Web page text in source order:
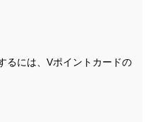
るには、Vポイントカードの